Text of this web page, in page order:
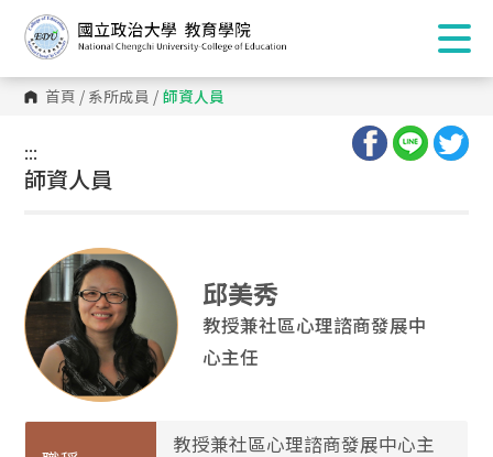
首頁 / 系所成員 / 師資人員
:::
:::
師資人員
邱美秀
教授兼社區心理諮商發展中
心主任
教授兼社區心理諮商發展中心主